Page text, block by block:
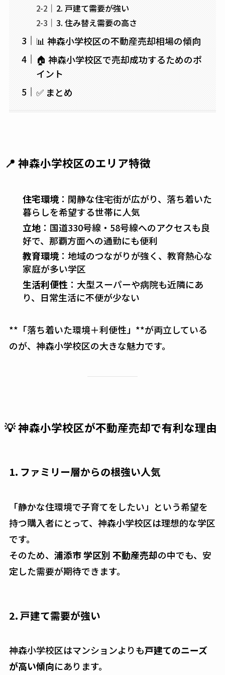
2. 戸建て需要が強い
3. 住み替え需要の高さ
📊 神森小学校区の不動産売却相場の傾向
🏠 神森小学校区で売却成功するためのポ
イント
✅ まとめ
📍 神森小学校区のエリア特徴
住宅環境：閑静な住宅街が広がり、落ち着いた
暮らしを希望する世帯に人気
立地：国道330号線・58号線へのアクセスも良
好で、那覇方面への通勤にも便利
教育環境：地域のつながりが強く、教育熱心な
家庭が多い学区
生活利便性 ：大型スーパーや病院も近隣にあ
り、日常生活に不便が少ない
**「落ち着いた環境＋利便性」**が両立している
のが、神森小学校区の大きな魅力です。
💡 神森小学校区が不動産売却で有利な理由
1. ファミリー層からの根強い人気
「静かな住環境で子育てをしたい」という希望を
持つ購入者にとって、神森小学校区は理想的な学区
です。
そのため、 浦添市 学区別 不動産売却の中でも、安
定した需要が期待できます。
2. 戸建て需要が強い
神森小学校区はマンションよりも戸建てのニーズ
が高い傾向にあります。